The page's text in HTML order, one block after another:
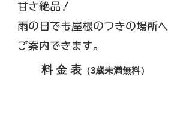
甘さ絶品！
​雨の日でも屋根のつきの場所へ
ご案内できます。
料 金 表 （3歳未満無料）